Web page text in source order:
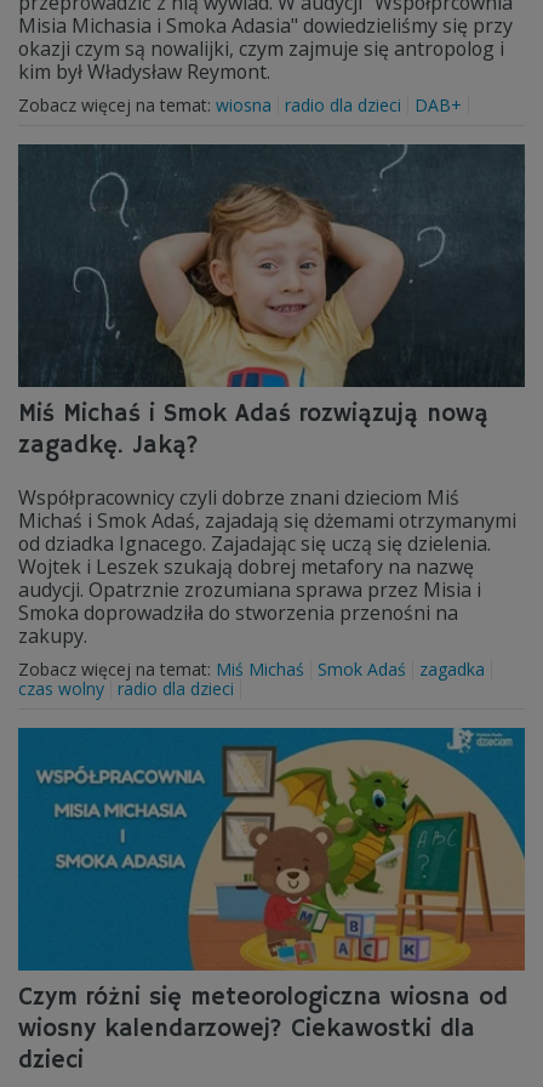
Misia Michasia i Smoka Adasia" dowiedzieliśmy się przy
okazji czym są nowalijki, czym zajmuje się antropolog i
kim był Władysław Reymont.
Zobacz więcej na temat: wiosna radio dla dzieci DAB+
Miś Michaś i Smok Adaś rozwiązują nową
zagadkę. Jaką?
Współpracownicy czyli dobrze znani dzieciom Miś
Michaś i Smok Adaś, zajadają się dżemami otrzymanymi
od dziadka Ignacego. Zajadając się uczą się dzielenia.
Wojtek i Leszek szukają dobrej metafory na nazwę
audycji. Opatrznie zrozumiana sprawa przez Misia i
Smoka doprowadziła do stworzenia przenośni na
zakupy.
Zobacz więcej na temat: Miś Michaś Smok Adaś
zagadka
czas wolny
radio dla dzieci
Czym różni się meteorologiczna wiosna od
wiosny kalendarzowej? Ciekawostki dla
dzieci